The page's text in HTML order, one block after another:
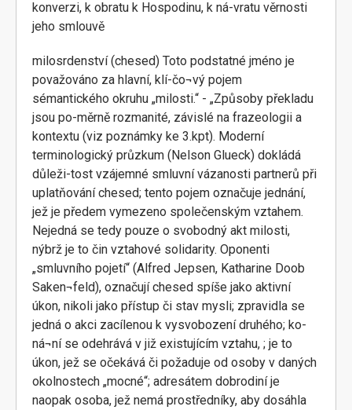
konverzi, k obratu k Hospodinu, k ná-vratu věrnosti
jeho smlouvě
milosrdenství (chesed) Toto podstatné jméno je
považováno za hlavní, klí-čo¬vý pojem
sémantického okruhu „milosti.“ - „Způsoby překladu
jsou po-měrně rozmanité, závislé na frazeologii a
kontextu (viz poznámky ke 3.kpt). Moderní
terminologický průzkum (Nelson Glueck) dokládá
důleži-tost vzájemné smluvní vázanosti partnerů při
uplatňování chesed; tento pojem označuje jednání,
jež je předem vymezeno společenským vztahem.
Nejedná se tedy pouze o svobodný akt milosti,
nýbrž je to čin vztahové solidarity. Oponenti
„smluvního pojetí“ (Alfred Jepsen, Katharine Doob
Saken¬feld), označují chesed spíše jako aktivní
úkon, nikoli jako přístup či stav mysli; zpravidla se
jedná o akci zacílenou k vysvobození druhého; ko-
ná¬ní se odehrává v již existujícím vztahu, ; je to
úkon, jež se očekává či požaduje od osoby v daných
okolnostech „mocné“; adresátem dobrodiní je
naopak osoba, jež nemá prostředníky, aby dosáhla